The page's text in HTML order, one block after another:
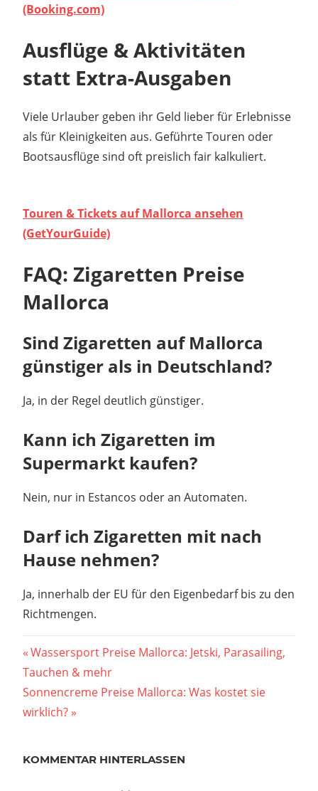
(Booking.com)
Ausflüge & Aktivitäten
statt Extra-Ausgaben
Viele Urlauber geben ihr Geld lieber für Erlebnisse
als für Kleinigkeiten aus. Geführte Touren oder
Bootsausflüge sind oft preislich fair kalkuliert.
Touren & Tickets auf Mallorca ansehen
(GetYourGuide)
FAQ: Zigaretten Preise
Mallorca
Sind Zigaretten auf Mallorca
günstiger als in Deutschland?
Ja, in der Regel deutlich günstiger.
Kann ich Zigaretten im
Supermarkt kaufen?
Nein, nur in Estancos oder an Automaten.
Darf ich Zigaretten mit nach
Hause nehmen?
Ja, innerhalb der EU für den Eigenbedarf bis zu den
Richtmengen.
Beitragsnavigation
Vorheriger
Beitrag:
Wassersport Preise Mallorca: Jetski, Parasailing,
Tauchen & mehr
Nächster
Beitrag:
Sonnencreme Preise Mallorca: Was kostet sie
wirklich?
KOMMENTAR HINTERLASSEN